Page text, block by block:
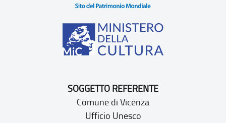
SOGGETTO REFERENTE
Comune di Vicenza
Ufficio Unesco